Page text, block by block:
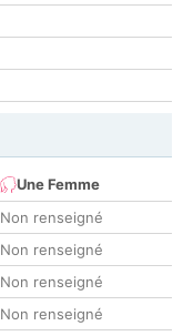
Une Femme
Non renseigné
Non renseigné
Non renseigné
Non renseigné